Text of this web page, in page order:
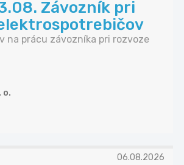
Závozník pri
na prácu závozníka pri rozvoze
o.
06.08.2026